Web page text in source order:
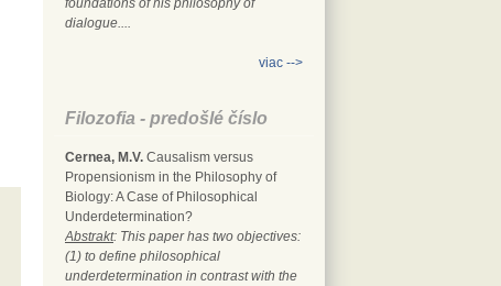
foundations of his philosophy of
dialogue....
viac -->
Filozofia - predošlé číslo
Cernea, M.V. Causalism versus
Propensionism in the Philosophy of
Biology: A Case of Philosophical
Underdetermination?
Abstrakt: This paper has two objectives:
(1) to define philosophical
underdetermination in contrast with the